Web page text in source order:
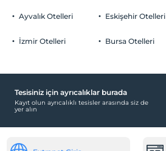
Dinlenme salonu
Çalışma Alanları
Ayvalık Otelleri
İzmir Otelleri
Eskişehir Otelleri
Bursa Otelleri
Tesisiniz için ayrıcalıklar burada
Kayıt olun ayrıcalıklı tesisler arasında siz de
yer alın